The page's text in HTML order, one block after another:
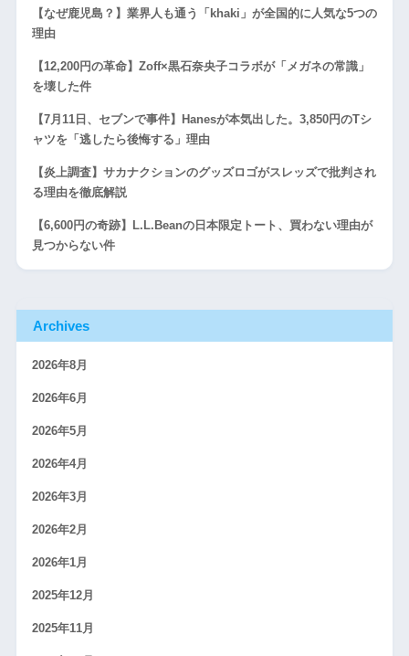
【なぜ鹿児島？】業界人も通う「khaki」が全国的に人気な5つの
理由
【12,200円の革命】Zoff×黒石奈央子コラボが「メガネの常識」
を壊した件
【7月11日、セブンで事件】Hanesが本気出した。3,850円のTシ
ャツを「逃したら後悔する」理由
【炎上調査】サカナクションのグッズロゴがスレッズで批判され
る理由を徹底解説
【6,600円の奇跡】L.L.Beanの日本限定トート、買わない理由が
見つからない件
Archives
2026年8月
2026年6月
2026年5月
2026年4月
2026年3月
2026年2月
2026年1月
2025年12月
2025年11月